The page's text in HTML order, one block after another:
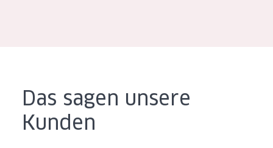
Reinigung
Das sagen unsere
Kunden